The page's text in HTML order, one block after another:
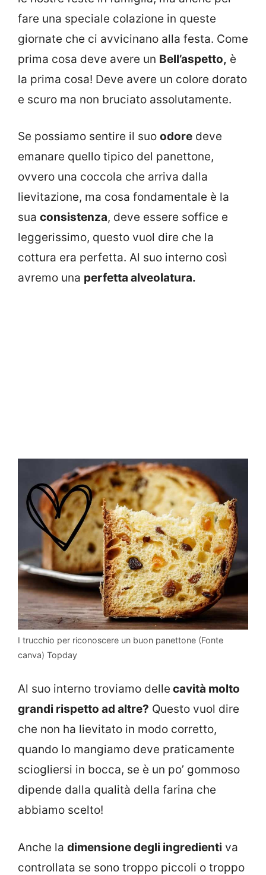
fare una speciale colazione in queste
giornate che ci avvicinano alla festa. Come
prima cosa deve avere un Bell’aspetto, è
la prima cosa! Deve avere un colore dorato
e scuro ma non bruciato assolutamente.
Se possiamo sentire il suo odore deve
emanare quello tipico del panettone,
ovvero una coccola che arriva dalla
lievitazione, ma cosa fondamentale è la
sua consistenza, deve essere soffice e
leggerissimo, questo vuol dire che la
cottura era perfetta. Al suo interno così
avremo una perfetta alveolatura.
I trucchio per riconoscere un buon panettone (Fonte
canva) Topday
Al suo interno troviamo delle cavità molto
grandi rispetto ad altre? Questo vuol dire
che non ha lievitato in modo corretto,
quando lo mangiamo deve praticamente
sciogliersi in bocca, se è un po’ gommoso
dipende dalla qualità della farina che
abbiamo scelto!
Anche la dimensione degli ingredienti va
controllata se sono troppo piccoli o troppo